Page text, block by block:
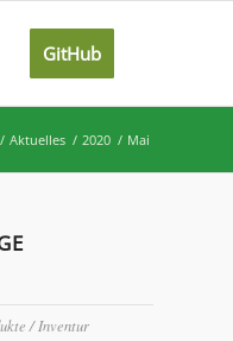
GitHub
/ Aktuelles / 2020 / Mai
/ Inventur